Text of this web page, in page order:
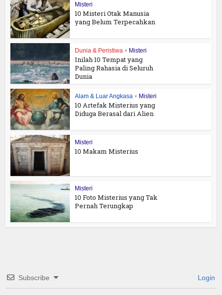
Misteri
10 Misteri Otak Manusia
yang Belum Terpecahkan
Dunia & Peristiwa • Misteri
Inilah 10 Tempat yang
Paling Rahasia di Seluruh
Dunia
Alam & Luar Angkasa • Misteri
10 Artefak Misterius yang
Diduga Berasal dari Alien
Misteri
10 Makam Misterius
Misteri
10 Foto Misterius yang Tak
Pernah Terungkap
Subscribe Login